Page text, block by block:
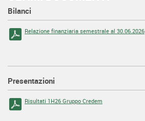
Bilanci
Relazione finanziaria semestrale al 30.06.2026
Presentazioni
Risultati 1H26 Gruppo Credem